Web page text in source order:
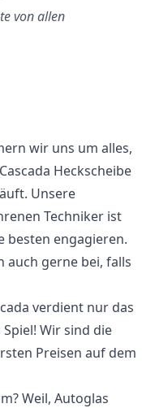
von allen
wir uns um alles,
Heckscheibe
Unsere
Techniker ist
besten engagieren.
auch gerne bei, falls
verdient nur das
Wir sind die
Preisen auf dem
Weil, Autoglas